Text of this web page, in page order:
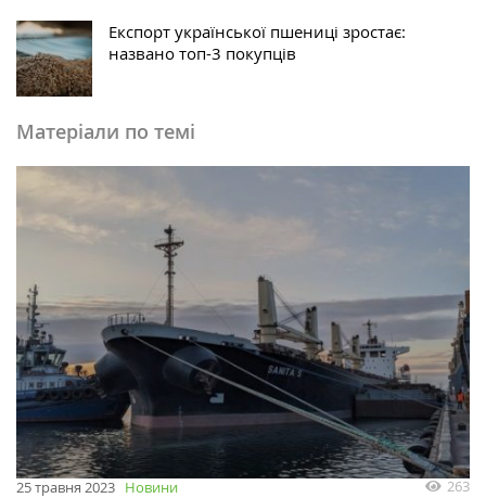
Експорт української пшениці зростає:
названо топ-3 покупців
Матеріали по темі
25 травня 2023 Новини 263